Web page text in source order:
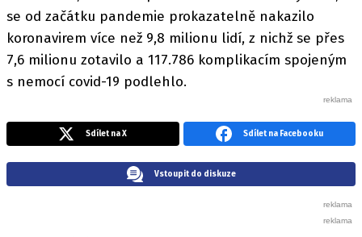
se od začátku pandemie prokazatelně nakazilo
koronavirem více než 9,8 milionu lidí, z nichž se přes
7,6 milionu zotavilo a 117.786 komplikacím spojeným
s nemocí covid-19 podlehlo.
Sdílet na X Sdílet na Facebooku
Vstoupit do diskuze